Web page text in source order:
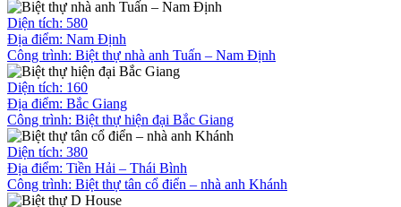
Diện tích: 580
Địa điểm: Nam Định
Công trình: Biệt thự nhà anh Tuấn – Nam Định
Diện tích: 160
Địa điểm: Bắc Giang
Công trình: Biệt thự hiện đại Bắc Giang
Diện tích: 380
Địa điểm: Tiền Hải – Thái Bình
Công trình: Biệt thự tân cổ điển – nhà anh Khánh